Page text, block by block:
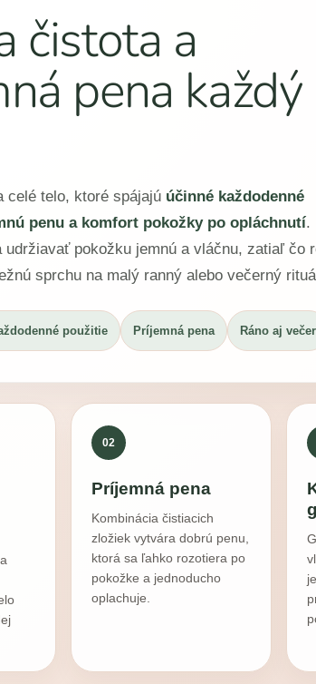
čistota a
pena každý
celé telo, ktoré spájajú účinné každodenné
penu a komfort pokožky po opláchnutí.
udržiavať pokožku jemnú a vláčnu, zatiaľ čo
sprchu na malý ranný alebo večerný
použitie Príjemná pena Ráno aj večer
02
Príjemná pena
Kombinácia čistiacich
zložiek vytvára dobrú penu,
ktorá sa ľahko rozotiera po
pokožke a jednoducho
oplachuje.